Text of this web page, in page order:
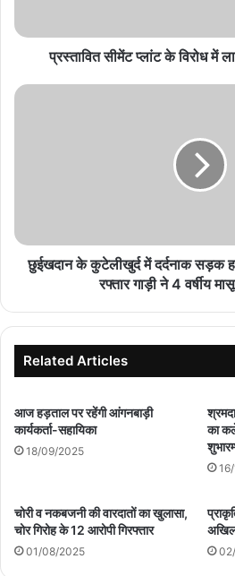
जांच
प्रस्तावित सीमेंट प्लांट के विरोध में
छुईखदान
विभाग
वर्षीय
की
ली
जान
छुईखदान के कुटेलीखुर्द में दर्दनाक सड़क
रफ्तार गाड़ी ने 4 वर्षीय
Related Articles
आज हड़ताल पर रहेंगी आंगनबाड़ी
कार्यकर्ता-सहायिका
18/09/2025
का
चोरी व नकबजनी की वारदातों का खुलासा,
चोर गिरोह के 12 आरोपी गिरफ्तार
01/08/2025
अखिल